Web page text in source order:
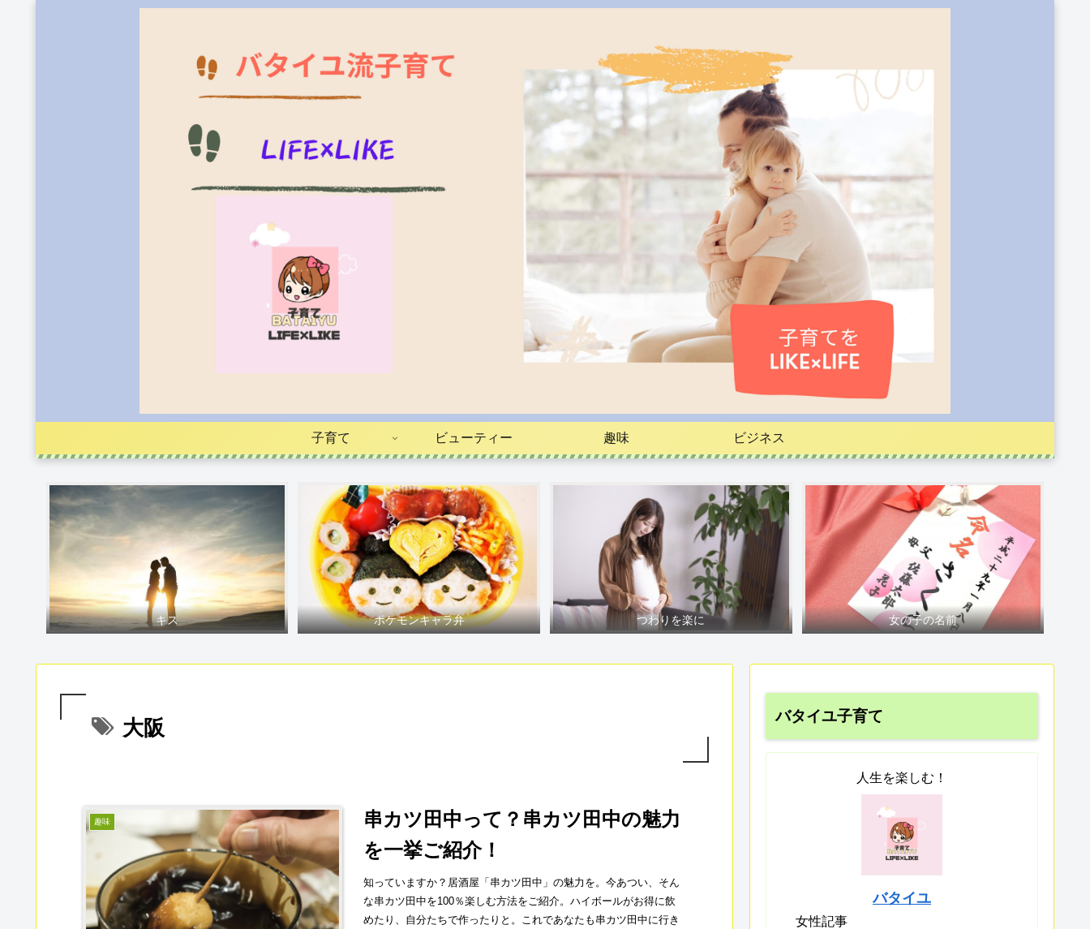
子育て ビューティー 趣味 ビジネス
キス ポケモンキャラ弁 つわりを楽に 女の子の名前
大阪
趣味
串カツ田中って？串カツ田中の魅力
を一挙ご紹介！
知っていますか？居酒屋「串カツ田中」の魅力を。今あつい、そん
な串カツ田中を100％楽しむ方法をご紹介。ハイボールがお得に飲
めたり、自分たちで作ったりと。これであなたも串カツ田中に行き
バタイユ子育て
人生を楽しむ！
バタイユ
女性記事